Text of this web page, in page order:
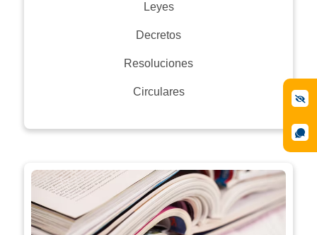
Leyes
Decretos
Resoluciones
Circulares